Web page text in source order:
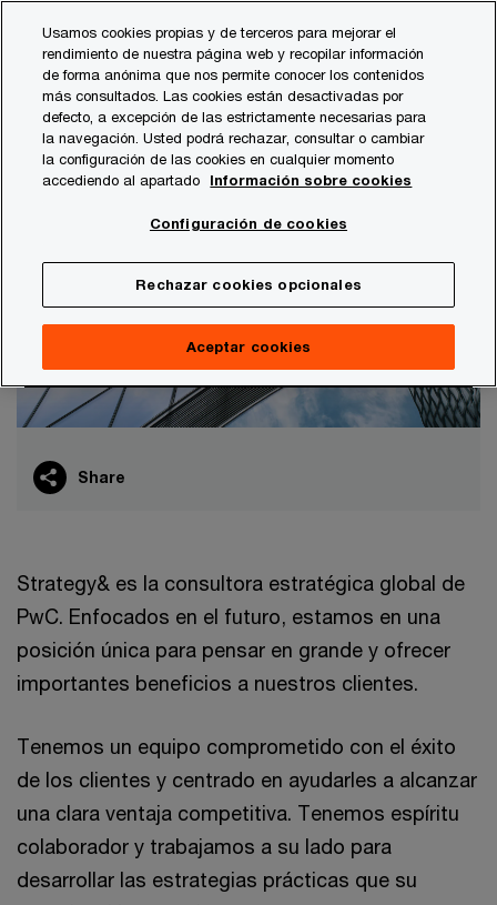
content
footer
Consultoría
Comprometidos con el éxito de nuestros clientes y
Enteprise strategy
Share
Strategy& es la consultora estratégica global de
PwC. Enfocados en el futuro, estamos en una
posición única para pensar en grande y ofrecer
importantes beneficios a nuestros clientes.
Tenemos un equipo comprometido con el éxito
de los clientes y centrado en ayudarles a alcanzar
una clara ventaja competitiva. Tenemos espíritu
colaborador y trabajamos a su lado para
desarrollar las estrategias prácticas que su
Usamos cookies propias y de terceros para mejorar el
rendimiento de nuestra página web y recopilar información
de forma anónima que nos permite conocer los contenidos
más consultados. Las cookies están desactivadas por
defecto, a excepción de las estrictamente necesarias para
la navegación. Usted podrá rechazar, consultar o cambiar
la configuración de las cookies en cualquier momento
accediendo al apartado
Información sobre cookies
Configuración de cookies
Rechazar cookies opcionales
Aceptar cookies